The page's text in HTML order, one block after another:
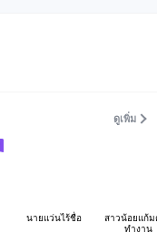
ดูเพิ่ม
นายแว่นไร้ชื่อ
สาวน้อยแก้ม
ทำงาน